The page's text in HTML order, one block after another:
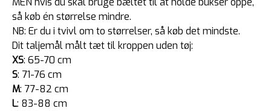
så køb én størrelse mindre.
NB: Er du i tvivl om to størrelser, så køb det mindste.
Dit taljemål målt tæt til kroppen uden tøj:
XS: 65-70 cm
S: 71-76 cm
M: 77-82 cm
L: 83-88 cm